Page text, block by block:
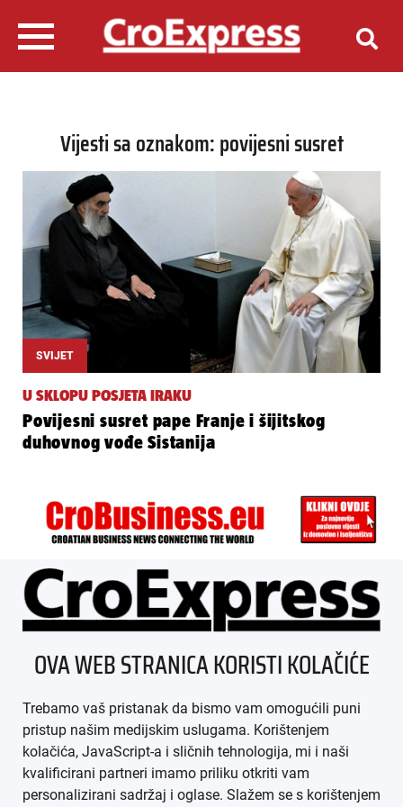
Vijesti sa oznakom: povijesni susret
SVIJET
U SKLOPU POSJETA IRAKU
Povijesni susret pape Franje i šijitskog
duhovnog vođe Sistanija
ÜBER UNS
IMPRESSUM
AGB
DATENSCHUTZ
OVA WEB STRANICA KORISTI KOLAČIĆE
Trebamo vaš pristanak da bismo vam omogućili puni
pristup našim medijskim uslugama. Korištenjem
kolačića, JavaScript-a i sličnih tehnologija, mi i naši
kvalificirani partneri imamo priliku otkriti vam
personalizirani sadržaj i oglase. Slažem se s korištenjem